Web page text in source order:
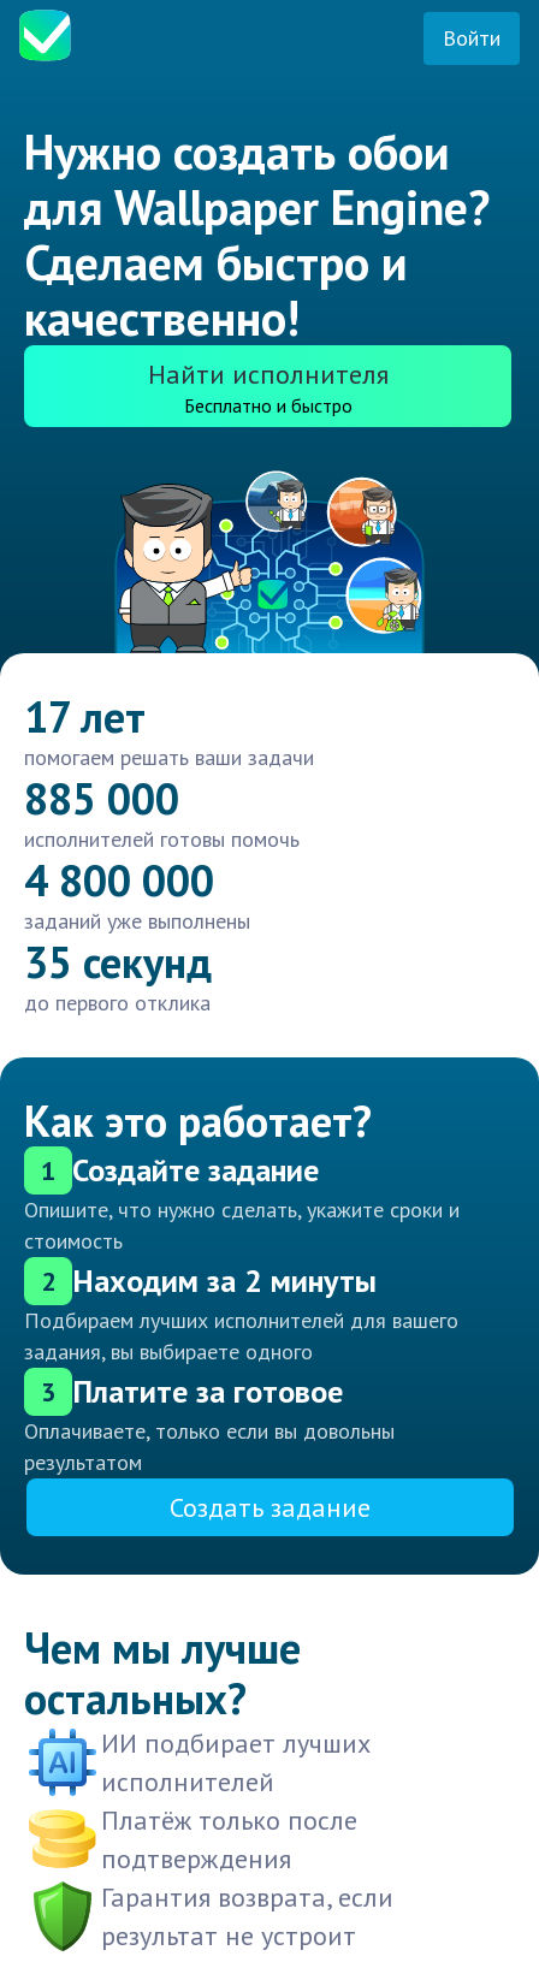
Войти
Нужно создать обои
для Wallpaper Engine?
Сделаем быстро и
качественно!
Найти исполнителя
Бесплатно и быстро
17 лет
помогаем решать ваши задачи
885 000
исполнителей готовы помочь
4 800 000
заданий уже выполнены
35 секунд
до первого отклика
Как это работает?
1 Создайте задание
Опишите, что нужно сделать, укажите сроки и
стоимость
2 Находим за 2 минуты
Подбираем лучших исполнителей для вашего
задания, вы выбираете одного
3 Платите за готовое
Оплачиваете, только если вы довольны
результатом
Создать задание
Чем мы лучше
остальных?
ИИ подбирает лучших
исполнителей
Платёж только после
подтверждения
Гарантия возврата, если
результат не устроит